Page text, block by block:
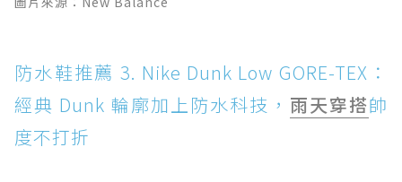
防水鞋推薦 3. Nike Dunk Low GORE-TEX：
經典 Dunk 輪廓加上防水科技， 雨天穿搭帥
度不打折